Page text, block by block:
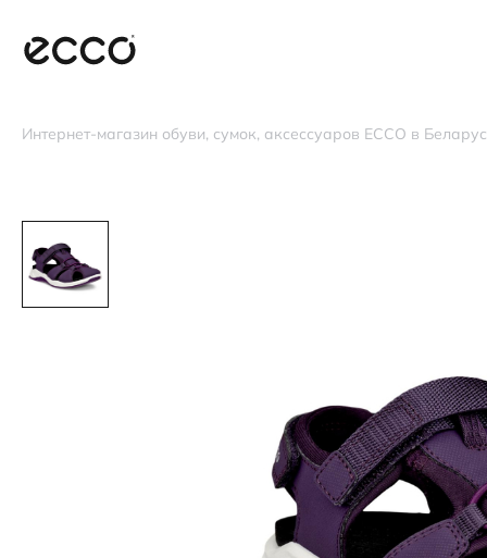
Интернет-магазин обуви, сумок, аксессуаров ECCO в